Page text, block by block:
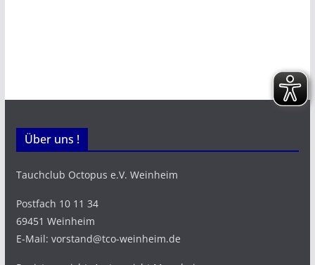
Über uns !
Tauchclub Octopus e.V. Weinheim
Postfach 10 11 34
69451 Weinheim
E-Mail: vorstand@tco-weinheim.de